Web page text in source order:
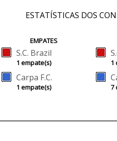
ESTATÍSTICAS DOS
EMPATES
S.C. Brazil
1 empate(s)
Carpa F.C.
1 empate(s)
1
7